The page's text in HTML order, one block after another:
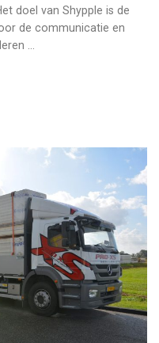
doel van Shypple is de
de communicatie en
…